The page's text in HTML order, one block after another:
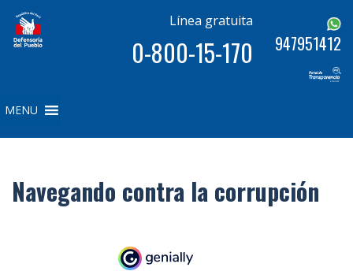
Línea gratuita
0-800-15-170 947951412
MENU
Navegando contra la corrupción